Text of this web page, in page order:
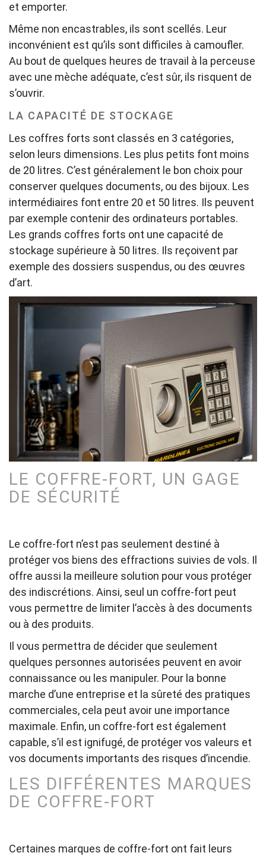
et emporter.
Même non encastrables, ils sont scellés. Leur
inconvénient est qu’ils sont difficiles à camoufler.
Au bout de quelques heures de travail à la perceuse
avec une mèche adéquate, c’est sûr, ils risquent de
s’ouvrir.
LA CAPACITÉ DE STOCKAGE
Les coffres forts sont classés en 3 catégories,
selon leurs dimensions. Les plus petits font moins
de 20 litres. C’est généralement le bon choix pour
conserver quelques documents, ou des bijoux. Les
intermédiaires font entre 20 et 50 litres. Ils peuvent
par exemple contenir des ordinateurs portables.
Les grands coffres forts ont une capacité de
stockage supérieure à 50 litres. Ils reçoivent par
exemple des dossiers suspendus, ou des œuvres
d’art.
LE COFFRE-FORT, UN GAGE
DE SÉCURITÉ
Le coffre-fort n’est pas seulement destiné à
protéger vos biens des effractions suivies de vols. Il
offre aussi la meilleure solution pour vous protéger
des indiscrétions. Ainsi, seul un coffre-fort peut
vous permettre de limiter l’accès à des documents
ou à des produits.
Il vous permettra de décider que seulement
quelques personnes autorisées peuvent en avoir
connaissance ou les manipuler. Pour la bonne
marche d’une entreprise et la sûreté des pratiques
commerciales, cela peut avoir une importance
maximale. Enfin, un coffre-fort est également
capable, s’il est ignifugé, de protéger vos valeurs et
vos documents importants des risques d’incendie.
LES DIFFÉRENTES MARQUES
DE COFFRE-FORT
Certaines marques de coffre-fort ont fait leurs